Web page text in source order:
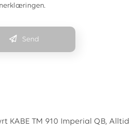
Send
KABE TM 910 Imperial QB, Alltid